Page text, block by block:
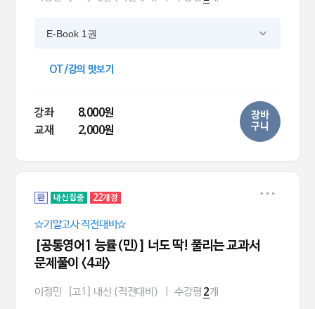
E-Book 1권
OT/강의 맛보기
강좌
8,000원
교재
2,000원
장바
구니
완 내신집중 22개정
☆기말고사 직전대비☆
[공통영어1 능률(민)] 너도 딱! 풀리는 교과서
문제풀이 <4과>
이정민 [고1] 내신 (직전대비) 수강평 2개